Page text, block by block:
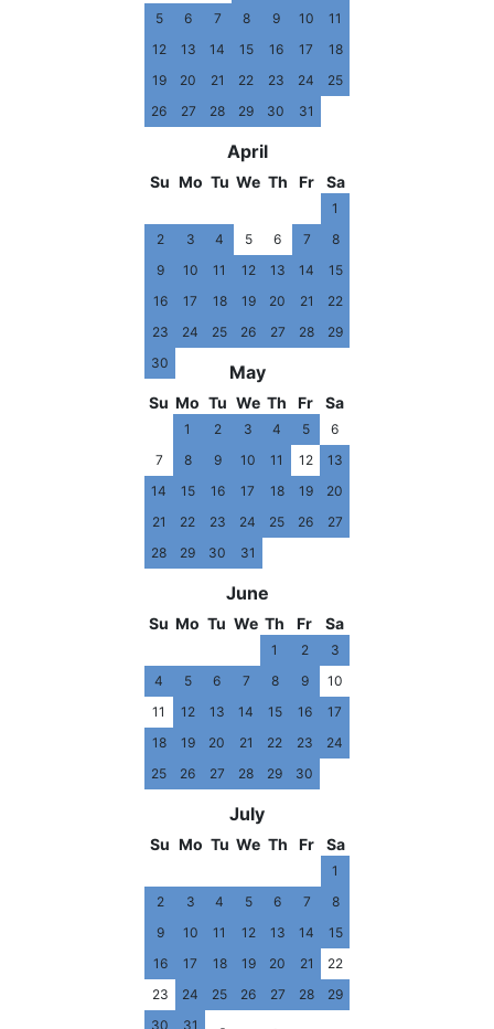
5
6 7 8 9 10
11
12
13 14 15 16 17
18
19
20 21 22 23 24
25
26
27 28 29 30 31
April
Su Mo Tu We Th Fr Sa
1
2
3 4 5 6 7
8
9
10 11 12 13 14
15
16
17 18 19 20 21
22
23
24 25 26 27 28
29
30
May
Su Mo Tu We Th Fr Sa
1 2 3 4 5
6
7
8 9 10 11 12
13
14
15 16 17 18 19
20
21
22 23 24 25 26
27
28
29 30 31
June
Su Mo Tu We Th Fr Sa
1 2
3
4
5 6 7 8 9
10
11
12 13 14 15 16
17
18
19 20 21 22 23
24
25
26 27 28 29 30
July
Su Mo Tu We Th Fr Sa
1
2
3 4 5 6 7
8
9
10 11 12 13 14
15
16
17 18 19 20 21
22
23
24 25 26 27 28
29
30
31